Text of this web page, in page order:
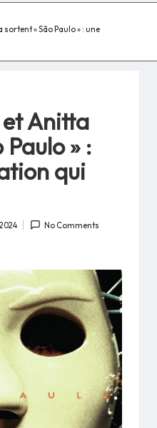
sortent « São Paulo » : une
Anitta
» :
qui
No Comments